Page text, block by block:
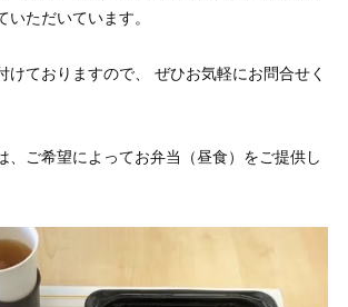
ただいています。
ておりますので、 ぜひお気軽にお問合せく
ご希望によってお弁当（昼食）をご提供し